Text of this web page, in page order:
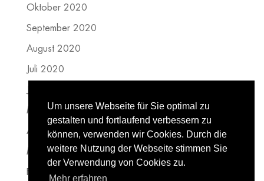
Oktober 2020
September 2020
August 2020
Juli 2020
Mai 2020
April 2020
März 2020
Februar 2020
Um unsere Webseite für Sie optimal zu
gestalten und fortlaufend verbessern zu
können, verwenden wir Cookies. Durch die
weitere Nutzung der Webseite stimmen Sie
der Verwendung von Cookies zu.
Mehr erfahren